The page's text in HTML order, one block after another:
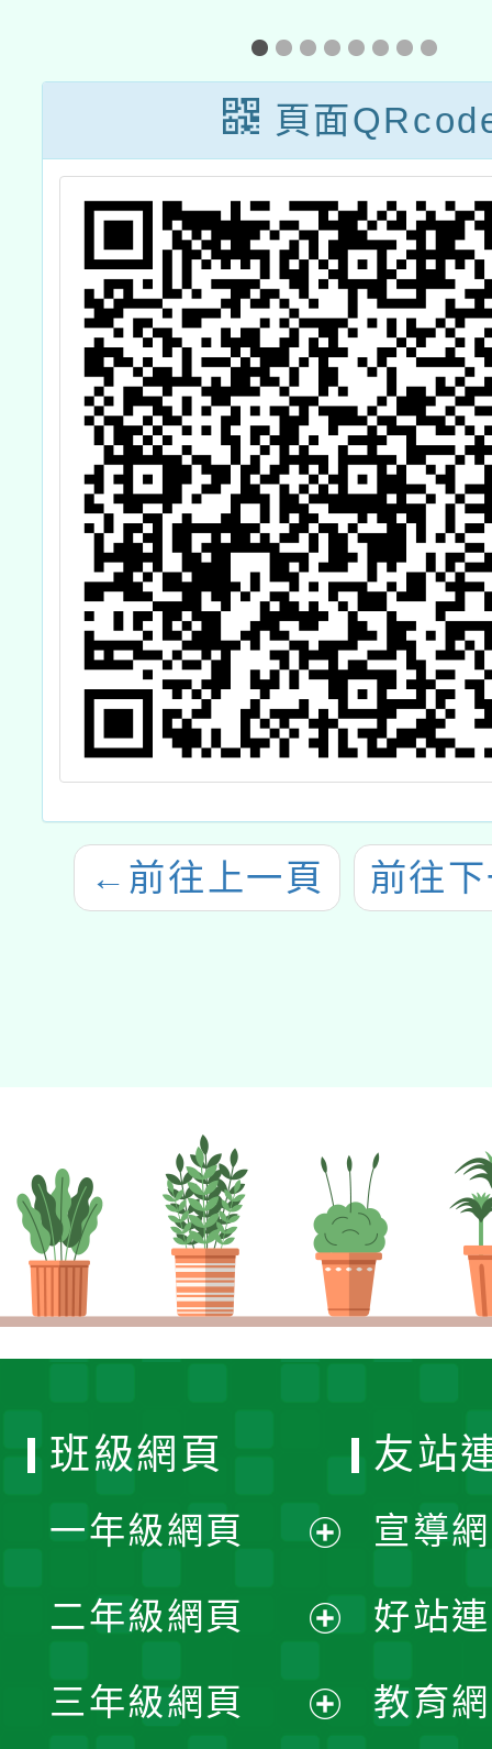
年10月11日於雲
林廉使國小辦理
「綠生活校園研
習」一案
師課
谷-海
頁面
← 前往上一頁 前往
班級網頁
一年級網頁
開
選
二年級網頁
開
三年級網頁
友站
宣導
好站
教育